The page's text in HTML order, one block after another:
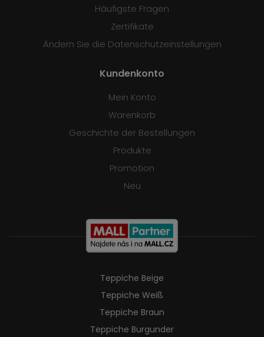
Häufigste Fragen
Zertifikate
Ändern Sie die Datenschutzeinstellungen
Kundenkonto
Mein Konto
Warenkorb
Geschichte der Bestellungen
Produkte
Promotion
Neu
Teppiche Beige
Teppiche Weiß
Teppiche Braun
Teppiche Burgunder